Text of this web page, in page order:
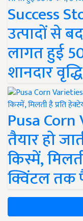
Success
उत्पादों से
लागत हुई
शानदार
Pusa
तैयार हो
किस्में,
क्विंटल तक